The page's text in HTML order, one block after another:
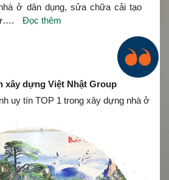
ở dân dụng, sửa chữa cải tạo
Đọc thêm
xây dựng Việt Nhật Group
uy tín TOP 1 trong xây dựng nhà ở